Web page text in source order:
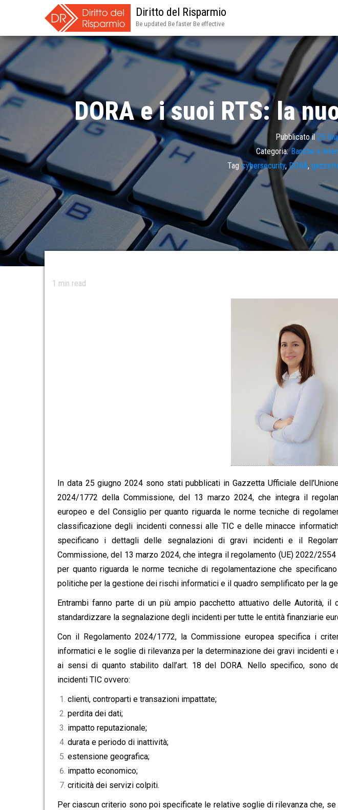
Diritto del Risparmio
Be updated Be faster Be effective
DORA e i suoi RTS: la
Pubblicato il 25
Categoria: Banche e
Tag cybersecurity, DORA,
1 min read
In data 25 giugno 2024 sono stati pubblicati in Gazzetta Ufficiale
2024/1772 della Commissione, del 13 marzo 2024, che integra il
europeo e del Consiglio per quanto riguarda le norme tecniche di
classificazione degli incidenti connessi alle TIC e delle minacce
specificano i dettagli delle segnalazioni di gravi incidenti e il
Commissione, del 13 marzo 2024, che integra il regolamento (UE) 2022/
per quanto riguarda le norme tecniche di regolamentazione che
politiche per la gestione dei rischi informatici e il quadro semplificato per la
Entrambi fanno parte di un più ampio pacchetto attuativo delle Autorità,
standardizzare la segnalazione degli incidenti per tutte le entità finanziarie
Con il Regolamento 2024/1772, la Commissione europea specifica i
informatici e le soglie di rilevanza per la determinazione dei gravi incidenti
ai sensi di quanto stabilito dall’art. 18 del DORA. Nello specifico, sono
incidenti TIC ovvero:
clienti, controparti e transazioni impattate;
perdita dei dati;
impatto reputazionale;
durata e periodo di inattività;
estensione geografica;
impatto economico;
criticità dei servizi colpiti.
Per ciascun criterio sono poi specificate le relative soglie di rilevanza che,